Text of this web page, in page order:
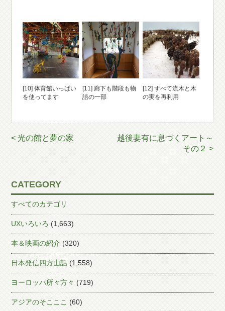
[10] 体育館いっぱい
を使ってます
[11] 廊下も階段も物
語の一部
[12] すべて流木と木
の実を再利用
< 光の館と夢の家
越後妻有に息づくアート～
その２ >
CATEGORY
すべてのカテゴリ
UXいろいろ (1,663)
本＆映画の紹介 (320)
日本発信四方山話 (1,558)
ヨーロッパ所々方々 (719)
アジアのそこここ (60)